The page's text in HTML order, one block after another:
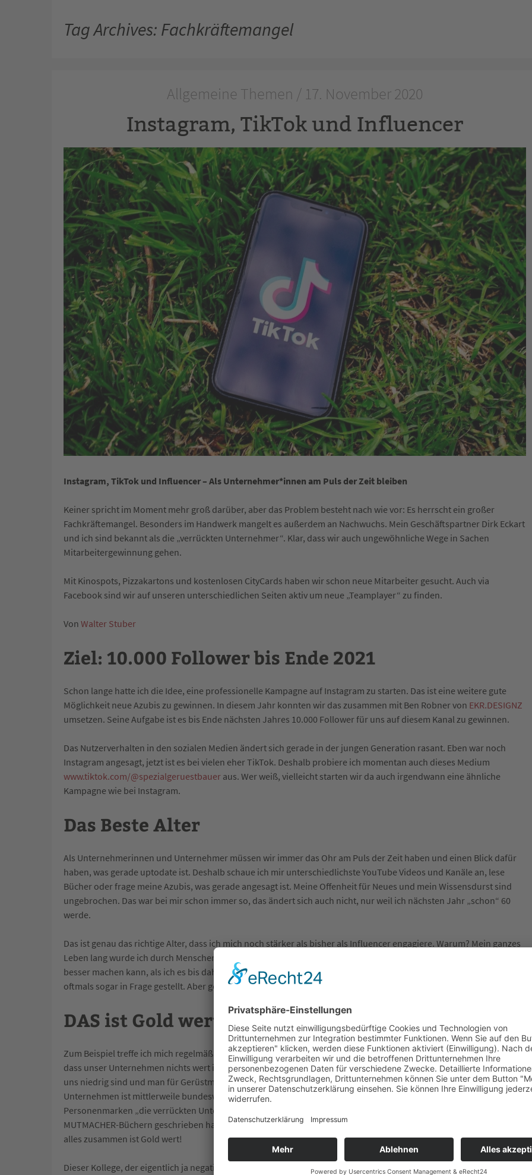
Tag Archives: Fachkräftemangel
Allgemeine Themen / 17. November 2020
Instagram, TikTok und Influencer
Instagram, TikTok und Influencer – Als Unternehmer*innen am Puls der Zeit bleiben
Keiner spricht im Moment mehr groß darüber, aber das Problem besteht nach wie vor: Es herrscht ein großer
Fachkräftemangel. Besonders im Handwerk mangelt es außerdem an Nachwuchs. Mein Geschäftspartner Dirk Eckart
und ich sind bekannt als die „verrückten Unternehmer“. Klar, dass wir auch ungewöhnliche Wege in Sachen
Mitarbeitergewinnung gehen.
Mit Kinospots, Pizzakartons und kostenlosen CityCards haben wir schon neue Mitarbeiter gesucht. Auch via
Facebook sind wir auf unseren unterschiedlichen Seiten aktiv um neue „Teamplayer“ zu finden.
Von Walter Stuber
Ziel: 10.000 Follower bis Ende 2021
Schon lange hatte ich die Idee, eine professionelle Kampagne auf Instagram zu starten. Das ist eine weitere gute
Möglichkeit neue Azubis zu gewinnen. In diesem Jahr konnten wir das zusammen mit Ben Robner von EKR.DESIGNZ
umsetzen. Seine Aufgabe ist es bis Ende nächsten Jahres 10.000 Follower für uns auf diesem Kanal zu gewinnen.
Das Nutzerverhalten in den sozialen Medien ändert sich gerade in der jungen Generation rasant. Eben war noch
Instagram angesagt, jetzt ist es bei vielen eher TikTok. Deshalb probiere ich momentan auch dieses Medium
www.tiktok.com/@spezialgeruestbauer aus. Wer weiß, vielleicht starten wir da auch irgendwann eine ähnliche
Kampagne wie bei Instagram.
Das Beste Alter
Als Unternehmerinnen und Unternehmer müssen wir immer das Ohr am Puls der Zeit haben und einen Blick dafür
haben, was gerade uptodate ist. Deshalb schaue ich mir unterschiedlichste YouTube Videos und Kanäle an, lese
Bücher oder frage meine Azubis, was gerade angesagt ist. Meine Offenheit für Neues und mein Wissensdurst sind
ungebrochen. Das war bei mir schon immer so, das ändert sich auch nicht, nur weil ich nächsten Jahr „schon“ 60
werde.
Das ist genau das richtige Alter, dass ich mich noch stärker als bisher als Influencer engagiere. Warum? Mein ganzes
Leben lang wurde ich durch Menschen geprägt und ermutigt, die mir gezeigt haben, dass man etwas anders und
besser machen kann, als ich es bis dahin getan habe. Sie haben mich mit meinen Ansichten oder Geschäftspraktiken
oftmals sogar in Frage gestellt. Aber genau das hat mich und unser Unternehmen weitergebracht.
DAS ist Gold wert
Zum Beispiel treffe ich mich regelmäßig mit einem Gerüstbau-Unternehmer, der mir immer wieder einreden will,
dass unser Unternehmen nichts wert ist, weil es im Osten Deutschlands liegt. Er sieht nur, dass die Bodenpreise bei
uns niedrig sind und man für Gerüstmaterial nicht viel Geld bekommt. Aber was er nicht verstanden hat: Unser
Unternehmen ist mittlerweile bundesweit bekannt. Mein Kompagnon
Dirk Eckart und ich haben die
Personenmarken „die verrückten Unternehmen“ aufgebaut, wir sind als MUTMACHER bekannt, die bald drei eigene
MUTMACHER-Büchern geschrieben haben, persönlichen Blogs, diverse Homepages und YouTube Kanäle haben. Das
alles zusammen ist Gold wert!
Dieser Kollege, der eigentlich ja negativ redet, beeinflusst mich tatsächlich positiv. Durch ihn wird mir immer wieder